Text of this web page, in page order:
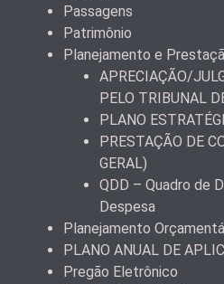
Passagens
Patrimônio
Planejamento e
APRECIAÇÃO/
PELO TRIBUNAL
PLANO
PRESTAÇÃO DE
GERAL)
QDD – Quadro de
Despesa
Planejamento
PLANO ANUAL DE
Pregão Eletrônico